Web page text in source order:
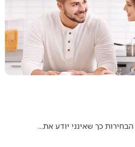
כך שאינני יודע את…